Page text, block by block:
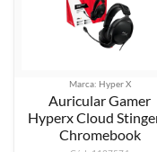
Marca: Hyper X
Auricular Gamer
Hyperx Cloud
Chromebook